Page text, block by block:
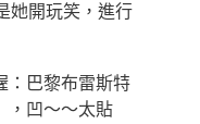
她開玩笑，進行
：巴黎布雷斯特
，凹～～太貼